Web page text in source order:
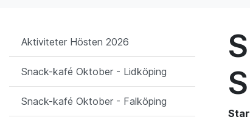
Aktiviteter Hösten 2026
Snack-kafé Oktober - Lidköping
Snack-kafé Oktober - Falköping